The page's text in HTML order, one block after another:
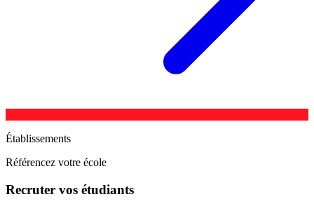
Établissements
Référencez votre école
Recruter vos étudiants